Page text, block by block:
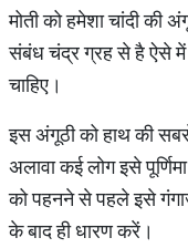
मोती को हमेशा चांदी की
संबंध चंद्र ग्रह से है ऐसे में
चाहिए।
इस अंगूठी को हाथ की
अलावा कई लोग इसे
को पहनने से पहले इसे
के बाद ही धारण करें।